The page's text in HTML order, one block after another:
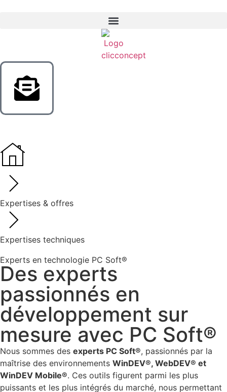
Expertises & offres
Expertises techniques
Experts en technologie PC Soft®
Des experts
passionnés en
développement sur
mesure avec PC Soft®
Nous sommes des experts PC Soft®, passionnés par la
maîtrise des environnements WinDEV®, WebDEV® et
WinDEV Mobile®. Ces outils figurent parmi les plus
puissants et les plus intégrés du marché, nous permettant